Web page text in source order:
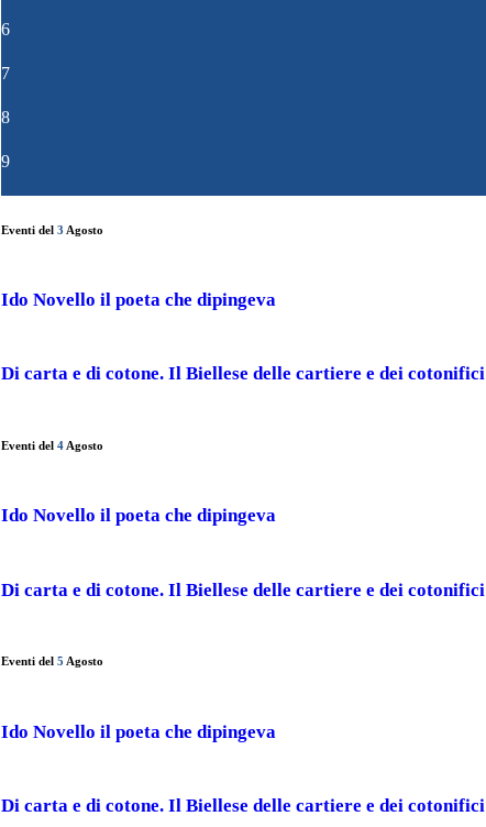
6
7
8
9
Eventi del 3 Agosto
Ido Novello il poeta che dipingeva
Di carta e di cotone. Il Biellese delle cartiere e dei cotonifici
Eventi del 4 Agosto
Ido Novello il poeta che dipingeva
Di carta e di cotone. Il Biellese delle cartiere e dei cotonifici
Eventi del 5 Agosto
Ido Novello il poeta che dipingeva
Di carta e di cotone. Il Biellese delle cartiere e dei cotonifici